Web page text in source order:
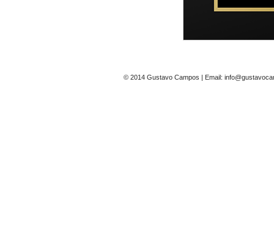
© 2014 Gustavo Campos | Email: